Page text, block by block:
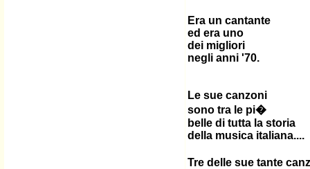
Era un cantante
ed era uno
dei migliori
negli anni '70.
Le sue canzoni
sono tra le pi�
belle di tutta la storia
della musica italiana....
Tre delle sue tante